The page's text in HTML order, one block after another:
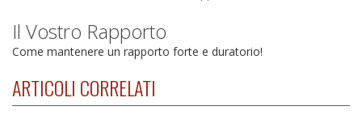
Il Vostro Rapporto
Come mantenere un rapporto forte e duratorio!
ARTICOLI CORRELATI